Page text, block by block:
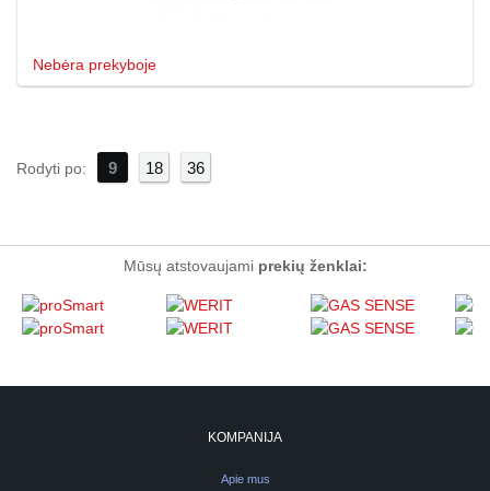
Nebėra prekyboje
Rodyti po: 9 18 36
Mūsų atstovaujami prekių ženklai:
KOMPANIJA
Apie mus